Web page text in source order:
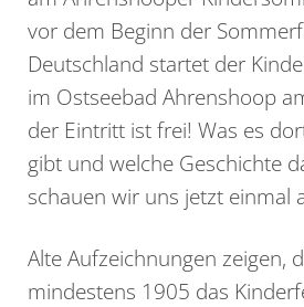
vor dem Beginn der
Deutschland startet der
im Ostseebad Ahrenshoop
der Eintritt ist frei! Was es
gibt und welche Geschichte
schauen wir uns jetzt einmal
Alte Aufzeichnungen zeigen,
mindestens 1905 das